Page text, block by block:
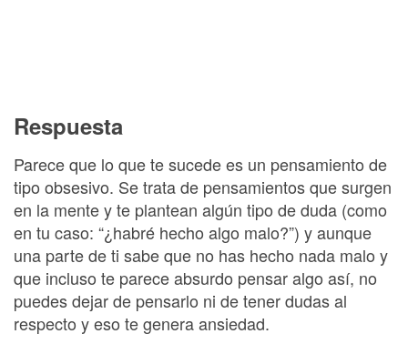
Respuesta
Parece que lo que te sucede es un pensamiento de
tipo obsesivo. Se trata de pensamientos que surgen
en la mente y te plantean algún tipo de duda (como
en tu caso: “¿habré hecho algo malo?”) y aunque
una parte de ti sabe que no has hecho nada malo y
que incluso te parece absurdo pensar algo así, no
puedes dejar de pensarlo ni de tener dudas al
respecto y eso te genera ansiedad.